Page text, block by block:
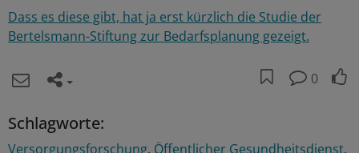
Dass es diese gibt, hat ja erst kürzlich die Studie der
Bertelsmann-Stiftung zur Bedarfsplanung gezeigt.
0
Schlagworte:
Versorgungsforschung Öffentlicher Gesundheitsdienst